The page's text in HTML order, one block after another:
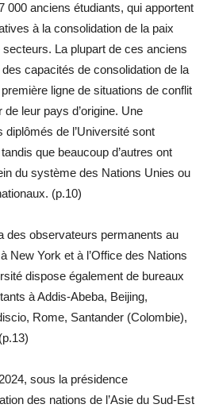
000 anciens étudiants, qui apportent
à la consolidation de la paix
La plupart de ces anciens
capacités de consolidation de la
ligne de situations de conflit
de leur pays d’origine. Une
diplômés de l’Université sont
que beaucoup d’autres ont
du système des Nations Unies ou
(p.10)
des observateurs permanents au
New York et à l’Office des Nations
dispose également de bureaux
à Addis-Abeba, Beijing,
Rome, Santander (Colombie),
sous la présidence
des nations de l’Asie du Sud-Est